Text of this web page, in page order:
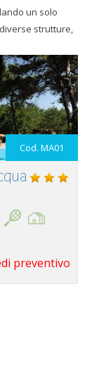
un solo
strutture,
Cod. MA01
preventivo